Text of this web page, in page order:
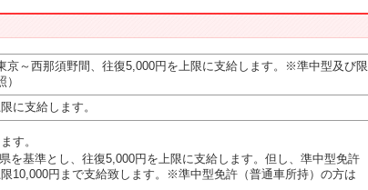
京～西那須野間、往復5,000円を上限に支給します。※準中型及び限
に支給します。
す。
基準とし、往復5,000円を上限に支給します。但し、準中型免許
10,000円まで支給致します。※準中型免許（普通車所持）の方は